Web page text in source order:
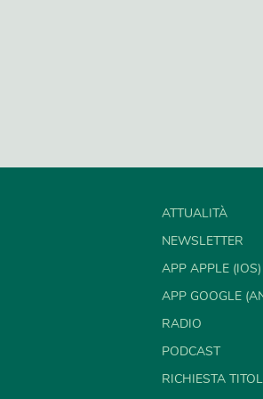
ATTUALITÀ
NEWSLETTER
APP APPLE (IOS)
APP GOOGLE
RADIO
PODCAST
RICHIESTA